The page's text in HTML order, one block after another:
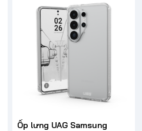
Ốp lưng UAG Samsung